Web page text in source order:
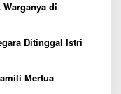
di
Ditinggal Istri
Mertua